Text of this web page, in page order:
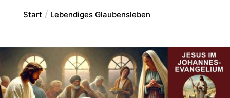
Start Lebendiges Glaubensleben